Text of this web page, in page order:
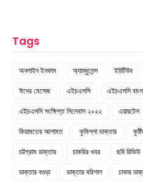
Tags
অনলাইন ইনকাম অ্যাম্বুলেন্স ইউটিউব
ঈদের মেসেজ
এইচএসসি
এইচএসসি
এইচএসসি সংক্ষিপ্ত সিলেবাস ২০২২
এয়ারটেল
কিয়ামতের আলামত
কুমিল্লা ডাক্তার
চট্টগ্রাম ডাক্তার
চাকরির খবর ছবি রিভিউ
ডাক্তার বগুড়া
ডাক্তার বরিশাল ঢাকার